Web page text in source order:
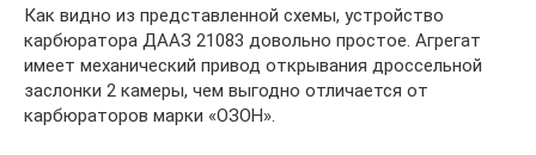
Как видно из представленной схемы, устройство
карбюратора ДААЗ 21083 довольно простое. Агрегат
имеет механический привод открывания дроссельной
заслонки 2 камеры, чем выгодно отличается от
карбюраторов марки «ОЗОН».